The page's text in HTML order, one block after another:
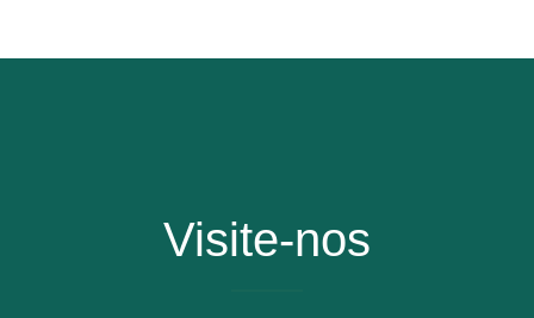
Visite-nos